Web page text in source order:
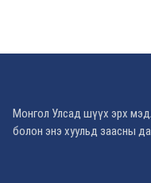
Монгол Улсад шүүх эрх
болон энэ хуульд заасны